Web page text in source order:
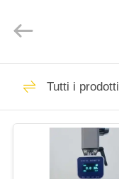
CASA
PRODOTTI
GROUP
CORPORATION.
Reserved.
ad
Tutti i prodotti